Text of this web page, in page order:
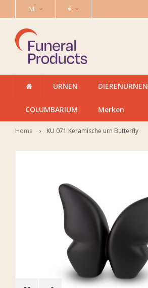
NL €
URNEN DIERENURNEN
COLUMBARIUM Merken
Home KU 071 Keramische urn Butterfly